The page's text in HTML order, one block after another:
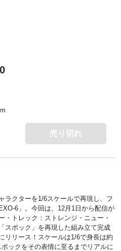
売り切れ
ラクターを1/6スケールで再現し、フ
6」。今回は、12月1日から配信が
・トレック：ストレンジ・ニュー・
スポック」を再現した組み立て完成
リリース！スケールは1/6で身長は約
ックをその表情に至るまでリアルに